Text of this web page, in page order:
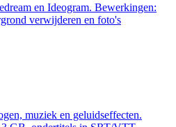
en Ideogram. Bewerkingen:
verwijderen en foto's
muziek en geluidseffecten.